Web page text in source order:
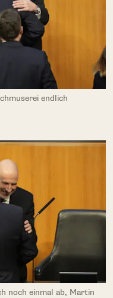
endlich
noch einmal ab, Martin